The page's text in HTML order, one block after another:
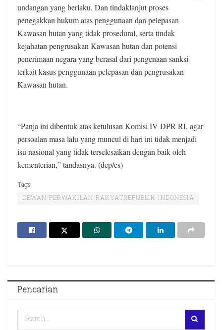
undangan yang berlaku. Dan tindaklanjut proses
penegakkan hukum atas penggunaan dan pelepasan
Kawasan hutan yang tidak prosedural, serta tindak
kejahatan pengrusakan Kawasan hutan dan potensi
penerimaan negara yang berasal dari pengenaan sanksi
terkait kasus penggunaan pelepasan dan pengrusakan
Kawasan hutan.
“Panja ini dibentuk atas ketulusan Komisi IV DPR RI, agar
persoalan masa lalu yang muncul di hari ini tidak menjadi
isu nasional yang tidak terselesaikan dengan baik oleh
kementerian,” tandasnya. (dep/es)
Tags:
DEWAN PERWAKILAN RAKYATREPUBLIK INDONESIA
Pencarian